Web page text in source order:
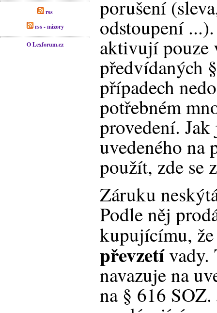
rss
rss - názory
O Lexforum.cz
porušení
odstoupení
aktivují pouze
předvídaných
případech
potřebném
provedení.
uvedeného na
použít, zde se
Záruku
Podle něj
kupujícímu,
převzetívady.
navazuje na
na § 616 SOZ.